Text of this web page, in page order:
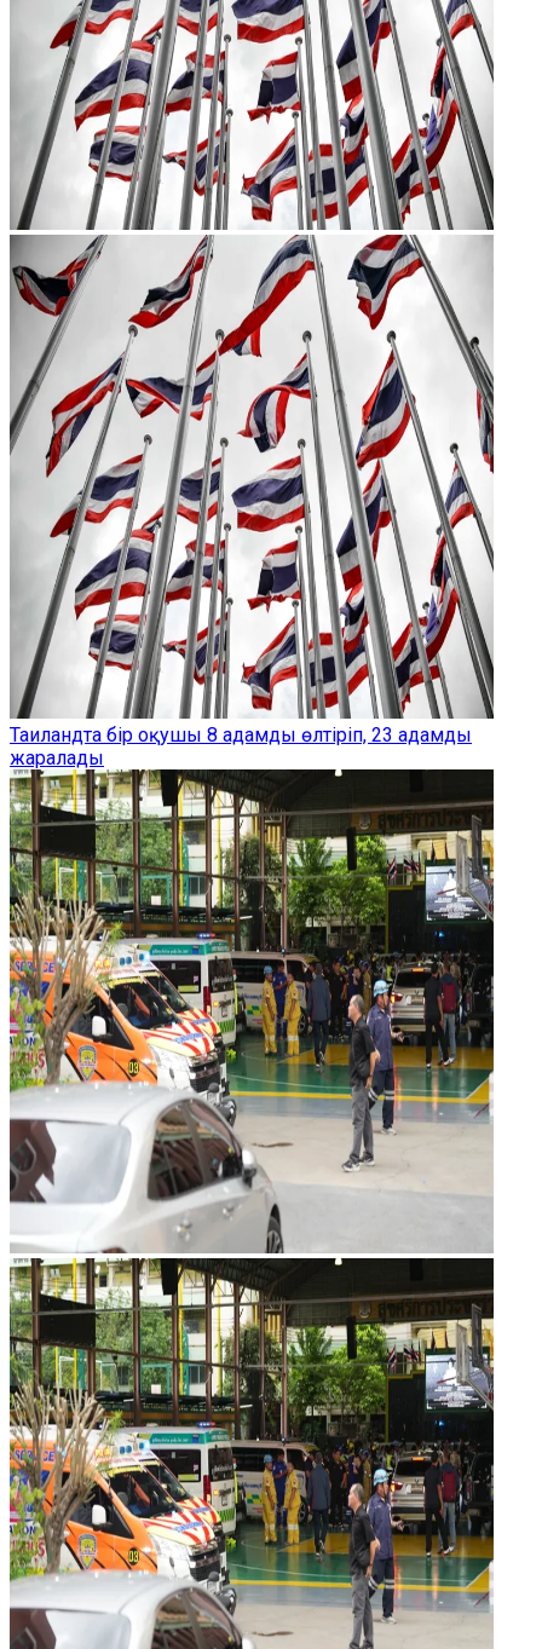
Таиландта бір оқушы 8 адамды өлтіріп, 23 адамды
жаралады